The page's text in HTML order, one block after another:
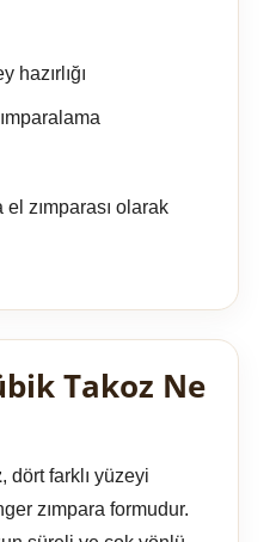
hazırlığı
zımparası olarak
Takoz Ne
, dört farklı yüzeyi
zımpara formudur.